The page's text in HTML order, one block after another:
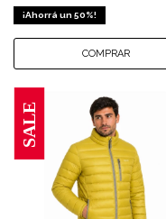
50